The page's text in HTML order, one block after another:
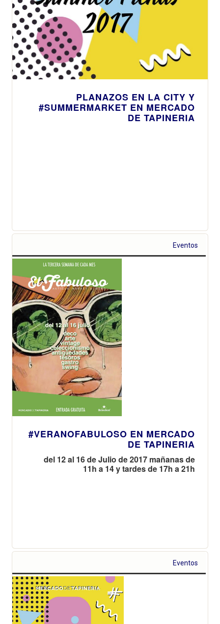
PLANAZOS EN LA CITY Y
#SUMMERMARKET EN MERCADO
DE TAPINERIA
Eventos
#VERANOFABULOSO EN MERCADO
DE TAPINERIA
del 12 al 16 de Julio de 2017 mañanas de
11h a 14 y tardes de 17h a 21h
Eventos